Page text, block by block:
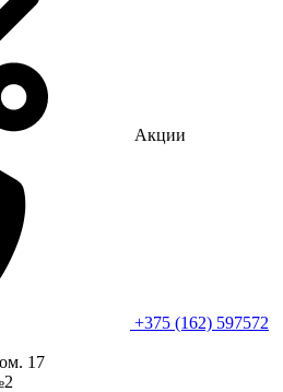
Акции
+375 (162) 597572
17